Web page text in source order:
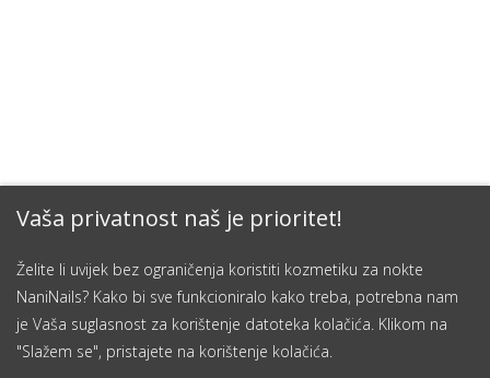
Vaša privatnost naš je prioritet!
Želite li uvijek bez ograničenja koristiti kozmetiku za nokte
NaniNails? Kako bi sve funkcioniralo kako treba, potrebna nam
je Vaša suglasnost za korištenje datoteka kolačića. Klikom na
"Slažem se", pristajete na korištenje kolačića.